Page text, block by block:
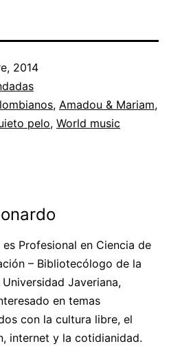
2014
, Amadou & Mariam,
pelo, World music
es Profesional en Ciencia de
– Bibliotecólogo de la
Javeriana,
en temas
con la cultura libre, el
internet y la cotidianidad.